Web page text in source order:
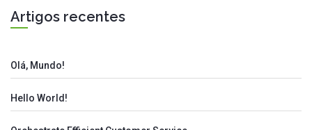
Artigos recentes
Olá, Mundo!
Hello World!